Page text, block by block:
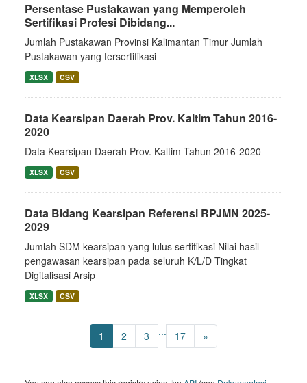
Persentase Pustakawan yang Memperoleh
Sertifikasi Profesi Dibidang...
Jumlah Pustakawan Provinsi Kalimantan Timur Jumlah
Pustakawan yang tersertifikasi
XLSX CSV
Data Kearsipan Daerah Prov. Kaltim Tahun 2016-
2020
Data Kearsipan Daerah Prov. Kaltim Tahun 2016-2020
XLSX CSV
Data Bidang Kearsipan Referensi RPJMN 2025-
2029
Jumlah SDM kearsipan yang lulus sertifikasi Nilai hasil
pengawasan kearsipan pada seluruh K/L/D Tingkat
Digitalisasi Arsip
XLSX CSV
1 2 3 ... 17 »